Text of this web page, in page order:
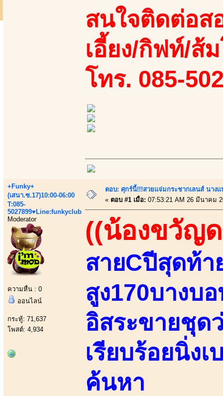
สนใจติดต่อส
เอี้ยง/กิฟท์/ส้
โทร. 085-
+Funky+
(เสนา.ซ.17)10:00-06:00
T:085-
5027899♥Line:funkyclub
Moderator
ความหื่น : 0
ออนไลน์
กระทู้: 71,637
โพสต์: 4,934
ตอบ: ศุกร์นี้!!!สวยแจ่มกระชากเลนส์ นาง
« ตอบ #1 เมื่อ: 07:53:21 AM 26 มีนาคม
((น้องขวัญ
สายCปีสุดท้า
สูง170บางบ
อิสระขายชุด
เรียบร้อยนิ่ง
ค้นหา